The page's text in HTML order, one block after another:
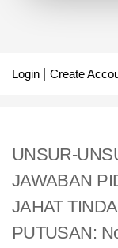
Login Create
UNSUR-
JAWABAN
JAHAT
PUTUSAN: